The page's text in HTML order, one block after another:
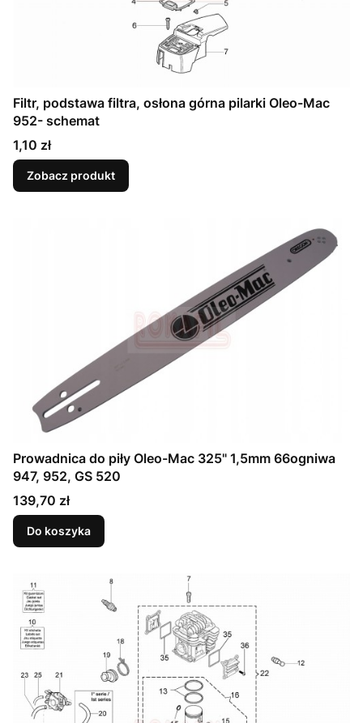
Filtr, podstawa filtra, osłona górna pilarki Oleo-Mac
952- schemat
Cena
1,10 zł
Zobacz produkt
Prowadnica do piły Oleo-Mac 325" 1,5mm 66ogniwa
947, 952, GS 520
Cena
139,70 zł
Do koszyka